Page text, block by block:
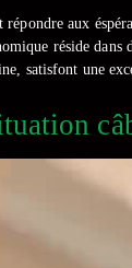
aux
réside
satisfont une